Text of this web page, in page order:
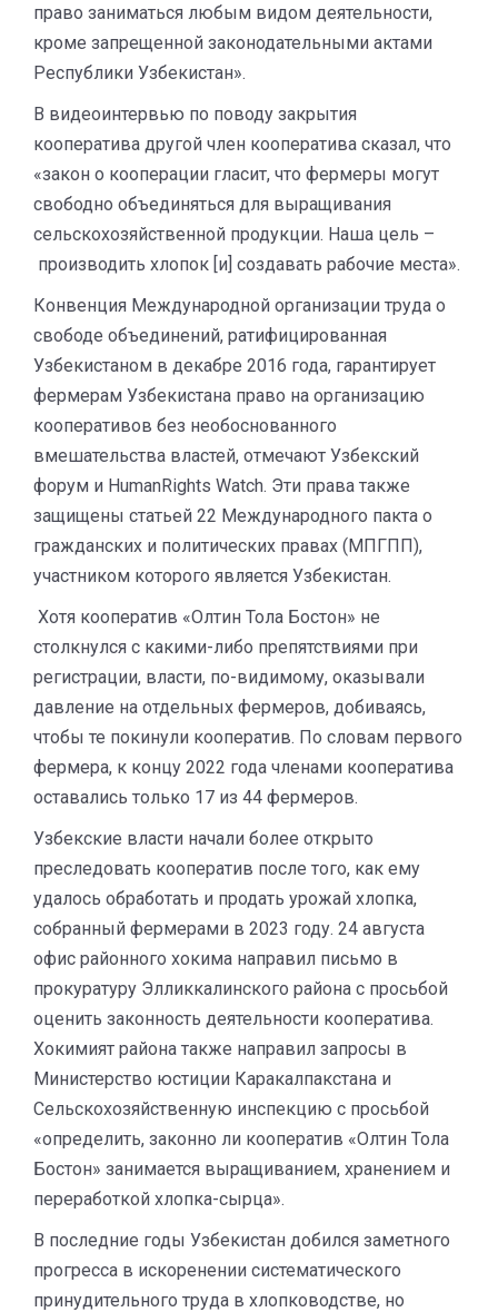
право заниматься любым видом деятельности,
кроме запрещенной законодательными актами
Республики Узбекистан».
В видеоинтервью по поводу закрытия
кооператива другой член кооператива сказал, что
«закон о кооперации гласит, что фермеры могут
свободно объединяться для выращивания
сельскохозяйственной продукции. Наша цель –
производить хлопок [и] создавать рабочие места».
Конвенция Международной организации труда о
свободе объединений, ратифицированная
Узбекистаном в декабре 2016 года, гарантирует
фермерам Узбекистана право на организацию
кооперативов без необоснованного
вмешательства властей, отмечают Узбекский
форум и HumanRights Watch. Эти права также
защищены статьей 22 Международного пакта о
гражданских и политических правах (МПГПП),
участником которого является Узбекистан.
Хотя кооператив «Олтин Тола Бостон» не
столкнулся с какими-либо препятствиями при
регистрации, власти, по-видимому, оказывали
давление на отдельных фермеров, добиваясь,
чтобы те покинули кооператив. По словам первого
фермера, к концу 2022 года членами кооператива
оставались только 17 из 44 фермеров.
Узбекские власти начали более открыто
преследовать кооператив после того, как ему
удалось обработать и продать урожай хлопка,
собранный фермерами в 2023 году. 24 августа
офис районного хокима направил письмо в
прокуратуру Элликкалинского района с просьбой
оценить законность деятельности кооператива.
Хокимият района также направил запросы в
Министерство юстиции Каракалпакстана и
Сельскохозяйственную инспекцию с просьбой
«определить, законно ли кооператив «Олтин Тола
Бостон» занимается выращиванием, хранением и
переработкой хлопка-сырца».
В последние годы Узбекистан добился заметного
прогресса в искоренении систематического
принудительного труда в хлопководстве, но